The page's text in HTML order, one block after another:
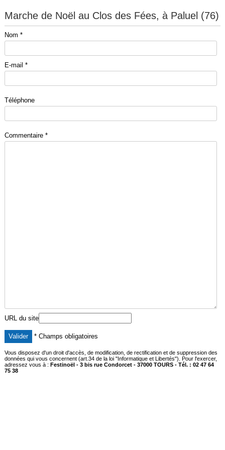
Marche de Noël au Clos des Fées, à Paluel (76)
Nom *
E-mail *
Téléphone
Commentaire *
URL du site
* Champs obligatoires
Vous disposez d'un droit d'accès, de modification, de rectification et de suppression des
données qui vous concernent (art.34 de la loi "Informatique et Libertés"). Pour l'exercer,
adressez vous à : Festinoël - 3 bis rue Condorcet - 37000 TOURS - Tél. : 02 47 64
75 38